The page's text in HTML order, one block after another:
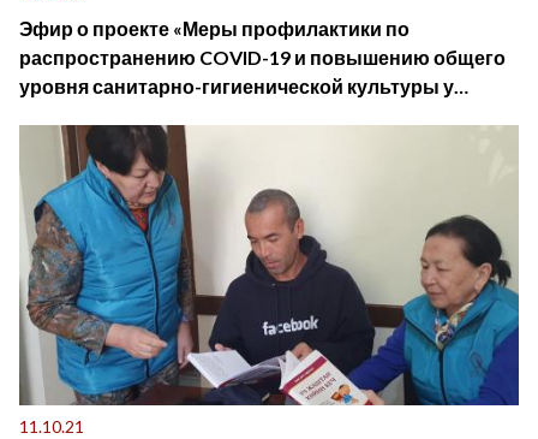
Эфир о проекте «Меры профилактики по
распространению COVID-19 и повышению общего
уровня санитарно-гигиенической культуры у
11.10.21